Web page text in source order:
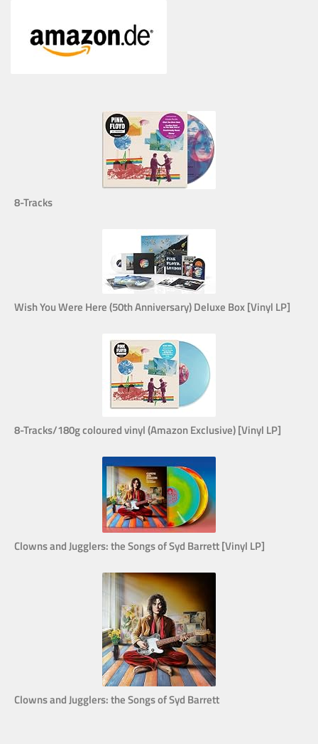
8-Tracks
Wish You Were Here (50th Anniversary) Deluxe Box [Vinyl LP]
8-Tracks/180g coloured vinyl (Amazon Exclusive) [Vinyl LP]
Clowns and Jugglers: the Songs of Syd Barrett [Vinyl LP]
Clowns and Jugglers: the Songs of Syd Barrett